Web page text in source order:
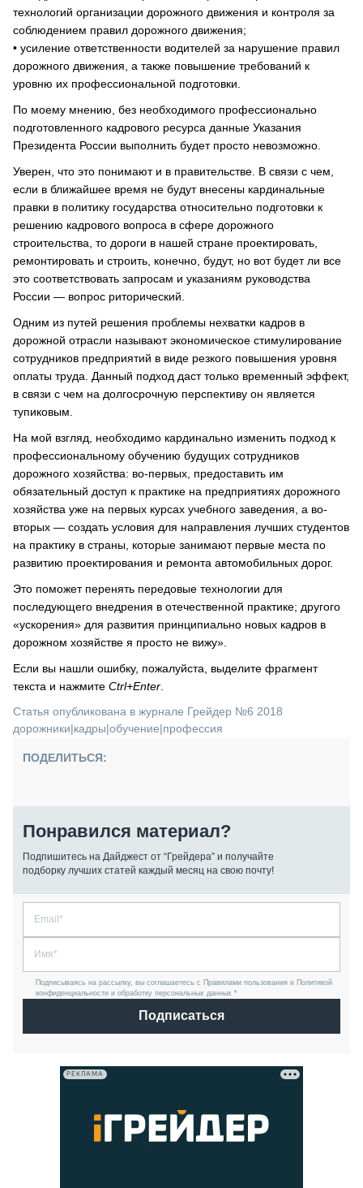
технологий организации дорожного движения и контроля за
соблюдением правил дорожного движения;
• усиление ответственности водителей за нарушение правил
дорожного движения, а также повышение требований к
уровню их профессиональной подготовки.
По моему мнению, без необходимого профессионально
подготовленного кадрового ресурса данные Указания
Президента России выполнить будет просто невозможно.
Уверен, что это понимают и в правительстве. В связи с чем,
если в ближайшее время не будут внесены кардинальные
правки в политику государства относительно подготовки к
решению кадрового вопроса в сфере дорожного
строительства, то дороги в нашей стране проектировать,
ремонтировать и строить, конечно, будут, но вот будет ли все
это соответствовать запросам и указаниям руководства
России — вопрос риторический.
Одним из путей решения проблемы нехватки кадров в
дорожной отрасли называют экономическое стимулирование
сотрудников предприятий в виде резкого повышения уровня
оплаты труда. Данный подход даст только временный эффект,
в связи с чем на долгосрочную перспективу он является
тупиковым.
На мой взгляд, необходимо кардинально изменить подход к
профессиональному обучению будущих сотрудников
дорожного хозяйства: во-первых, предоставить им
обязательный доступ к практике на предприятиях дорожного
хозяйства уже на первых курсах учебного заведения, а во-
вторых — создать условия для направления лучших студентов
на практику в страны, которые занимают первые места по
развитию проектирования и ремонта автомобильных дорог.
Это поможет перенять передовые технологии для
последующего внедрения в отечественной практике; другого
«ускорения» для развития принципиально новых кадров в
дорожном хозяйстве я просто не вижу».
Если вы нашли ошибку, пожалуйста, выделите фрагмент
текста и нажмите Ctrl+Enter
Статья опубликована в журнале Грейдер №6 2018
дорожники|кадры|обучение|профессия
ПОДЕЛИТЬСЯ:
Понравился материал?
Подпишитесь на Дайджест от “Грейдера” и получайте
подборку лучших статей каждый месяц на свою почту!
Подписываясь на рассылку, вы соглашаетесь с Правилами пользования и Политикой
конфиденциальности и обработку персональных данных *
Подписаться
РЕКЛАМА